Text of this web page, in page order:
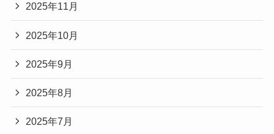
2025年11月
2025年10月
2025年9月
2025年8月
2025年7月